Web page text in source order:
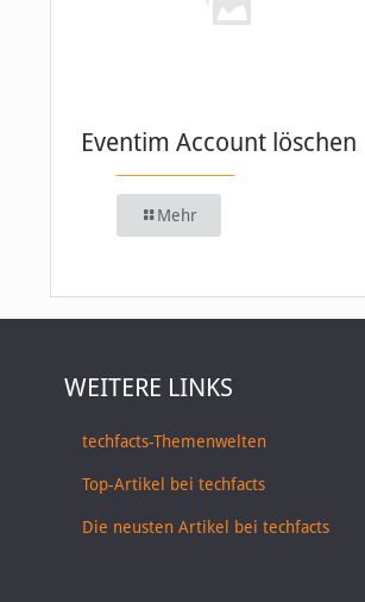
Eventim Account löschen
Mehr
WEITERE LINKS
techfacts-Themenwelten
Top-Artikel bei techfacts
Die neusten Artikel bei techfacts